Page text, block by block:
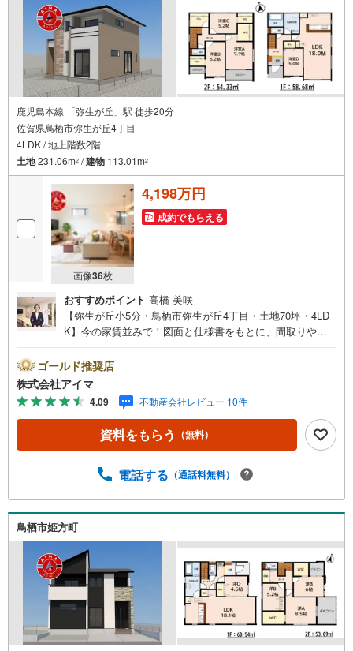
け」「ローン相談だけ」でも歓迎します他社でローンが難
しいと言われた方、転職後で審査にご不安の方もご相談く
ださい
鹿児島本線 「弥生が丘」駅 徒歩20分
佐賀県鳥栖市弥生が丘4丁目
4LDK / 地上階数2階
土地231.06m2 /建物 113.01m2
画像36枚
4,198万円
成約でもらえる
おすすめポイント 高橋 美咲
【弥生が丘小5分・鳥栖市弥生が丘4丁目・土地70坪・4LD
K】今の家賃並みで！図面と仕様書をもとに、間取りや設
4LDK・LDK18帖以上。土地約70坪・延床約34坪と、暮らし
の広さを数字でご確認いただけます。■品質・保証住まいの
品質を支える裏付けです。基礎は面で支えるベタ基礎。地
盤調査を実施済み。完了検査済証の交付済み。ほかにフラ
ット35Sに対応・フラット35S適合証明書も備えます。■防
犯対策留守中も夜も頼れる防犯設備です。複製されにくい
持ったまま開錠できるタッチキー。ほかにカードキーも備
マンションの専門店です大手ネット銀行はじめ多数の金融
機関と提携/最長50年の返済プランもご用意平日も夜間もご
見学OK/ご自宅・最寄り駅まで送迎無料/オンライン相談OK
「見るだけ」「ローン相談だけ」でも歓迎します他社でロ
ーンが難しいと言われた方、転職後で審査にご不安の方も
ご相談ください
ゴールド推奨店
株式会社アイマ
4.09 不動産会社レビュー 10件
資料をもらう （無料）
電話する （通話料無料）
鳥栖市姫方町